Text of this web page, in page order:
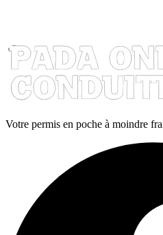
Votre permis en poche à moindre